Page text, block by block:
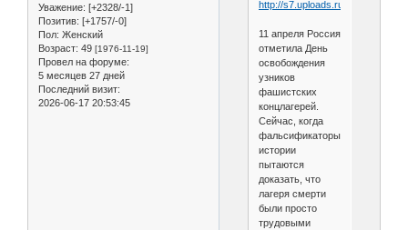
Уважение: [+2328/-1]
Позитив: [+1757/-0]
Пол: Женский
Возраст: 49 [1976-11-19]
Провел на форуме:
5 месяцев 27 дней
Последний визит:
2026-06-17 20:53:45
11 апреля Россия
отметила День
освобождения
узников
фашистских
концлагерей.
Сейчас, когда
фальсификаторы
истории
пытаются
доказать, что
лагеря смерти
были просто
трудовыми